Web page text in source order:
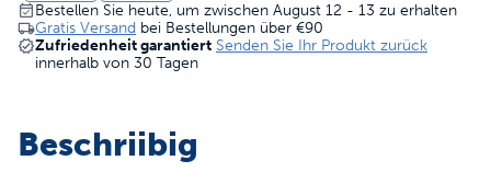
Bestellen Sie heute, um zwischen August 12 - 13 zu erhalten
Gratis Versand bei Bestellungen über €90
Zufriedenheit garantiert Senden Sie Ihr Produkt zurück
innerhalb von 30 Tagen
Beschriibig